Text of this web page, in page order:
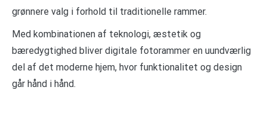
grønnere valg i forhold til traditionelle rammer.
Med kombinationen af teknologi, æstetik og
bæredygtighed bliver digitale fotorammer en uundværlig
del af det moderne hjem, hvor funktionalitet og design
går hånd i hånd.